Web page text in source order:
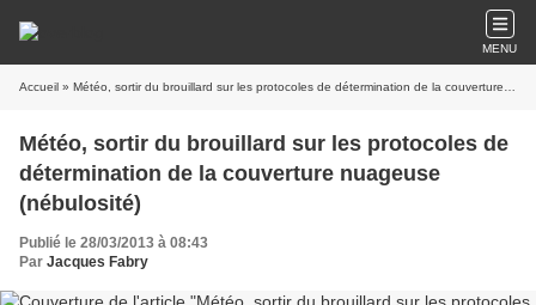
MENU
Accueil » Météo, sortir du brouillard sur les protocoles de détermination de la couverture nuageuse (nébulosité)
Météo, sortir du brouillard sur les protocoles de
détermination de la couverture nuageuse
(nébulosité)
Publié le 28/03/2013 à 08:43
Par Jacques Fabry